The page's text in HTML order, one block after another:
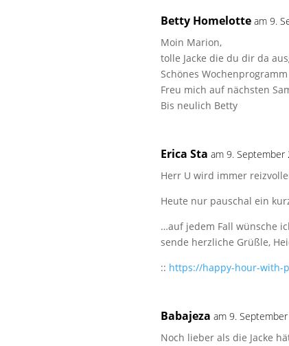
Betty Homelotte am 9.
Moin Marion,
tolle Jacke die du dir da
Schönes
Freu mich auf nächsten
Bis neulich Betty
Erica Sta am 9. September
Herr U wird immer
Heute nur pauschal ein
…auf jedem Fall wünsche
sende herzliche Grüßle,
:: https://happy-hour-with-
Babajeza am 9.
Noch lieber als die Jacke